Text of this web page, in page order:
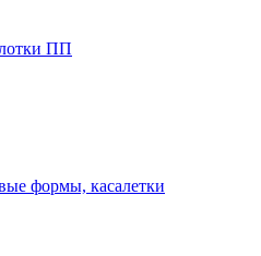
ПП
формы, касалетки